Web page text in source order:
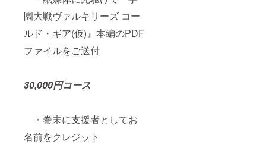
園大戦ヴァルキリーズ コー
ルド・ギア(仮)』本編のPDF
ファイルをご送付
30,000円コース
・巻末に支援者としてお
名前をクレジット